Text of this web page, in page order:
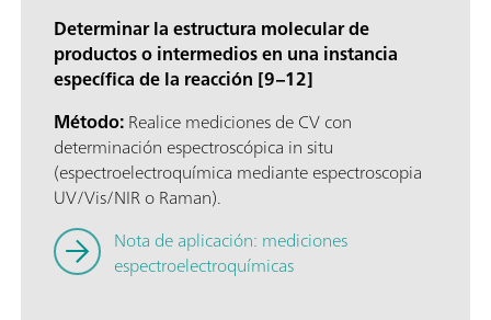
Determinar la estructura molecular de
productos o intermedios en una instancia
específica de la reacción [9–12]
Método:Realice mediciones de CV con
determinación espectroscópica in situ
(espectroelectroquímica mediante espectroscopia
UV/Vis/NIR o Raman).
Nota de aplicación: mediciones
espectroelectroquímicas